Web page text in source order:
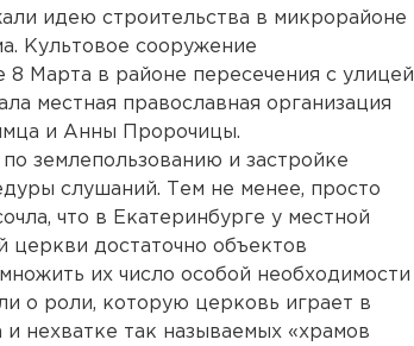
идею строительства в микрорайоне
Культовое сооружение
8 Марта в районе пересечения с улицей
местная православная организация
и Анны Пророчицы.
землепользованию и застройке
слушаний. Тем не менее, просто
что в Екатеринбурге у местной
церкви достаточно объектов
их число особой необходимости
о роли, которую церковь играет в
нехватке так называемых «храмов